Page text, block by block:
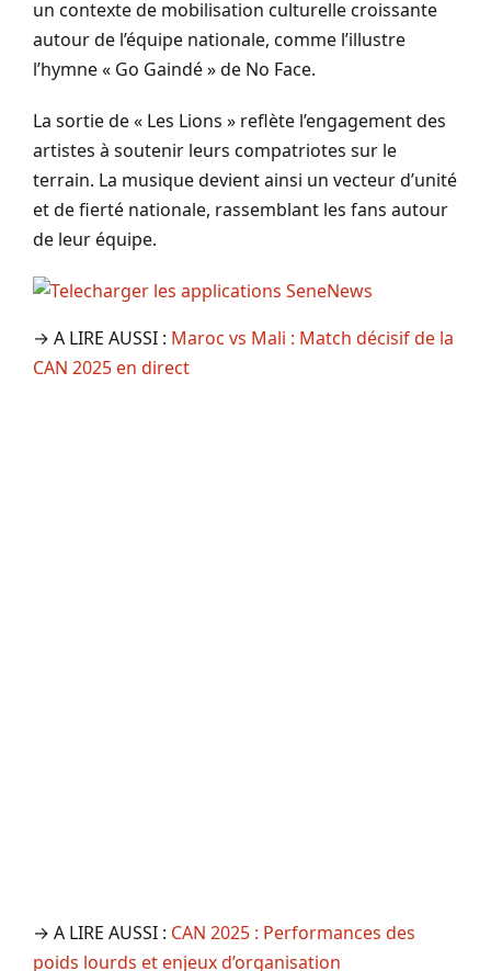
un contexte de mobilisation culturelle croissante
autour de l’équipe nationale, comme l’illustre
l’hymne « Go Gaindé » de No Face.
La sortie de « Les Lions » reflète l’engagement des
artistes à soutenir leurs compatriotes sur le
terrain. La musique devient ainsi un vecteur d’unité
et de fierté nationale, rassemblant les fans autour
de leur équipe.
→ A LIRE AUSSI : Maroc vs Mali : Match décisif de la
CAN 2025 en direct
→ A LIRE AUSSI : CAN 2025 : Performances des
poids lourds et enjeux d’organisation